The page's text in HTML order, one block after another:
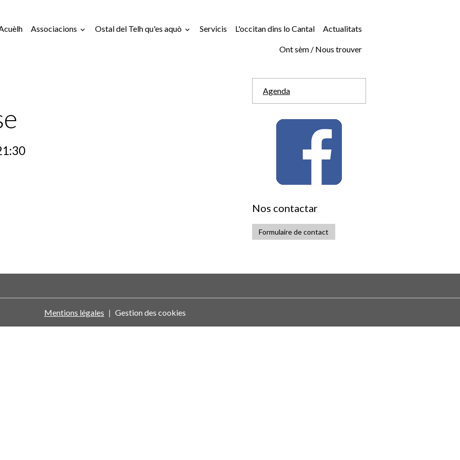
Associacions Ostal del Telh qu'es aquò Servicis L'occitan dins lo Cantal Actualitats
Ont sèm / Nous trouver
Agenda
Nos contactar
Formulaire de contact
Mentions légales Gestion des cookies